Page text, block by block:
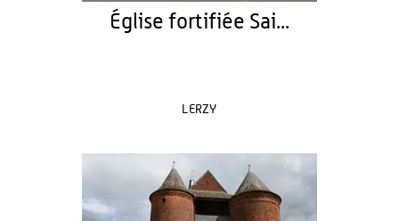
Église fortifiée Sai...
LERZY